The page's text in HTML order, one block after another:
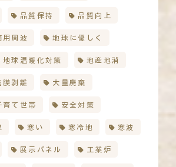
品質保持 品質向上
用周波 地球に優しく
地球温暖化対策 地産地消
膜剥離 大量廃棄
育て世帯 安全対策
寒い 寒冷地 寒波
展示パネル 工業炉